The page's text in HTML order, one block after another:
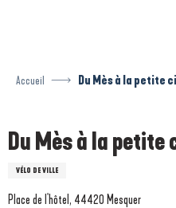
Accueil Du Mès à la petite
Du Mès à la
VÉLO DE VILLE
Place de l'hôtel, 44420 Mesquer